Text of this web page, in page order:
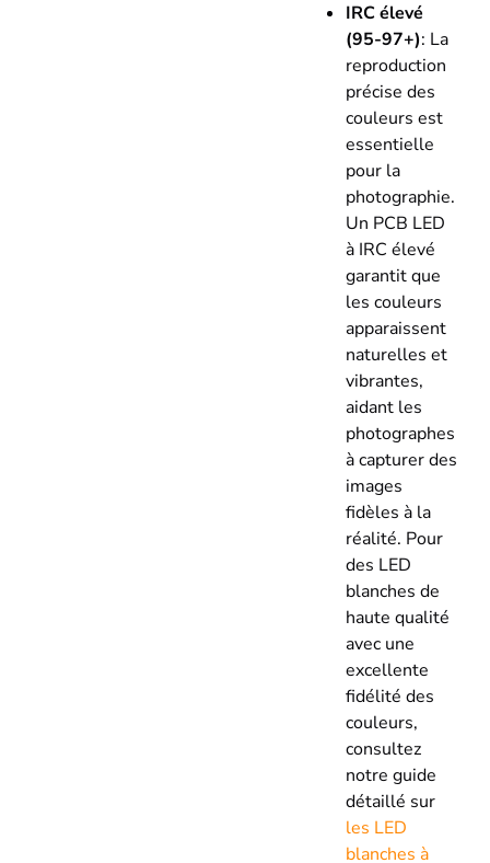
IRC élevé
(95-97+): La
reproduction
précise des
couleurs est
essentielle
pour la
photographie.
Un PCB LED
à IRC élevé
garantit que
les couleurs
apparaissent
naturelles et
vibrantes,
aidant les
photographes
à capturer des
images
fidèles à la
réalité. Pour
des LED
blanches de
haute qualité
avec une
excellente
fidélité des
couleurs,
consultez
notre guide
détaillé sur
les LED
blanches à